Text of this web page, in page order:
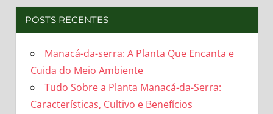
POSTS RECENTES
Manacá-da-serra: A Planta Que Encanta e
Cuida do Meio Ambiente
Tudo Sobre a Planta Manacá-da-Serra:
Características, Cultivo e Benefícios